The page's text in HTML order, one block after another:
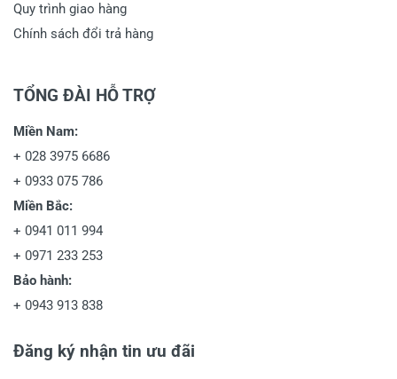
Quy trình giao hàng
Chính sách đổi trả hàng
TỔNG ĐÀI HỖ TRỢ
Miền Nam:
+ 028 3975 6686
+ 0933 075 786
Miền Bắc:
+ 0941 011 994
+ 0971 233 253
Bảo hành:
+ 0943 913 838
Đăng ký nhận tin ưu đãi